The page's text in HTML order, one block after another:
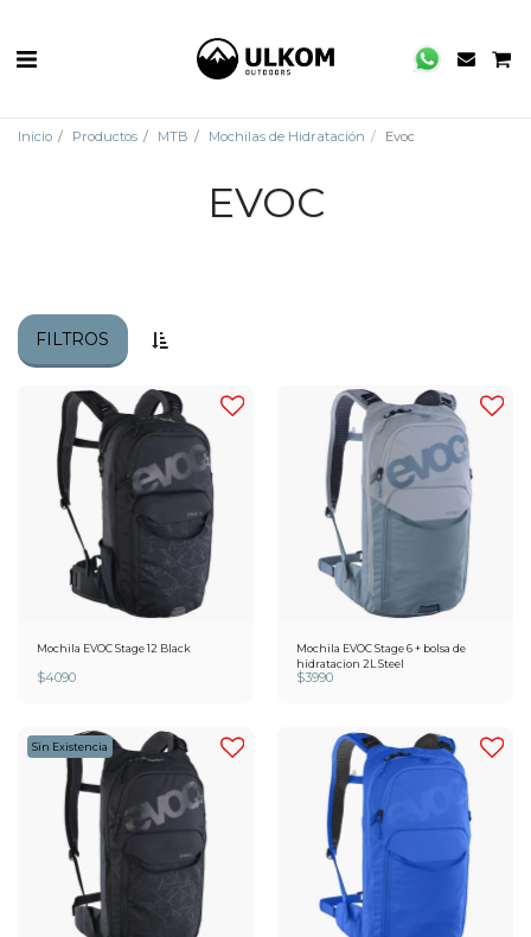
Inicio Productos MTB Mochilas de Hidratación Evoc
EVOC
FILTROS
Mochila EVOC Stage 12 Black
$4090
Mochila EVOC Stage 6 + bolsa de
hidratacion 2L Steel
$3990
Sin Existencia